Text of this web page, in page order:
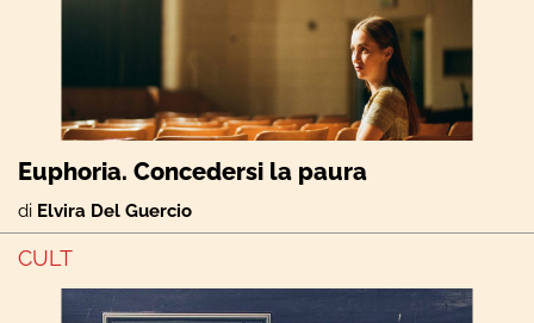
Euphoria. Concedersi la paura
di Elvira Del Guercio
CULT